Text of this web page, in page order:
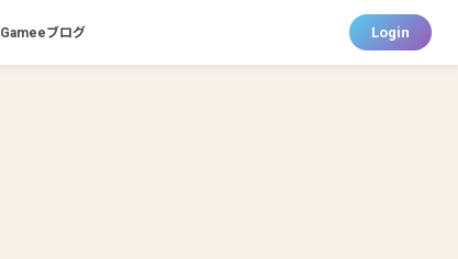
Gameeブログ Login